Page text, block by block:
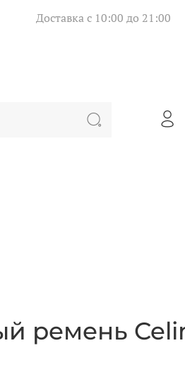
Доставка с 10:00 до 21:00
ремень